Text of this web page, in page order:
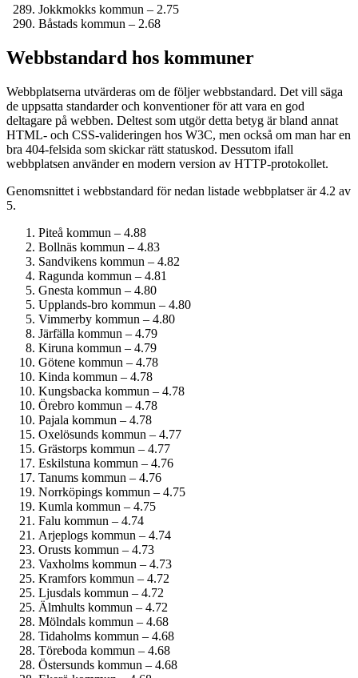
Jokkmokks kommun – 2.75
Båstads kommun – 2.68
Webbstandard hos kommuner
Webbplatserna utvärderas om de följer webbstandard. Det vill säga
de uppsatta standarder och konventioner för att vara en god
deltagare på webben. Deltest som utgör detta betyg är bland annat
HTML- och CSS-valideringen hos W3C, men också om man har en
bra 404-felsida som skickar rätt statuskod. Dessutom ifall
webbplatsen använder en modern version av HTTP-protokollet.
Genomsnittet i webbstandard för nedan listade webbplatser är 4.2 av
5.
Piteå kommun – 4.88
Bollnäs kommun – 4.83
Sandvikens kommun – 4.82
Ragunda kommun – 4.81
Gnesta kommun – 4.80
Upplands-bro kommun – 4.80
Vimmerby kommun – 4.80
Järfälla kommun – 4.79
Kiruna kommun – 4.79
Götene kommun – 4.78
Kinda kommun – 4.78
Kungsbacka kommun – 4.78
Örebro kommun – 4.78
Pajala kommun – 4.78
Oxelösunds kommun – 4.77
Grästorps kommun – 4.77
Eskilstuna kommun – 4.76
Tanums kommun – 4.76
Norrköpings kommun – 4.75
Kumla kommun – 4.75
Falu kommun – 4.74
Arjeplogs kommun – 4.74
Orusts kommun – 4.73
Vaxholms kommun – 4.73
Kramfors kommun – 4.72
Ljusdals kommun – 4.72
Älmhults kommun – 4.72
Mölndals kommun – 4.68
Tidaholms kommun – 4.68
Töreboda kommun – 4.68
Östersunds kommun – 4.68